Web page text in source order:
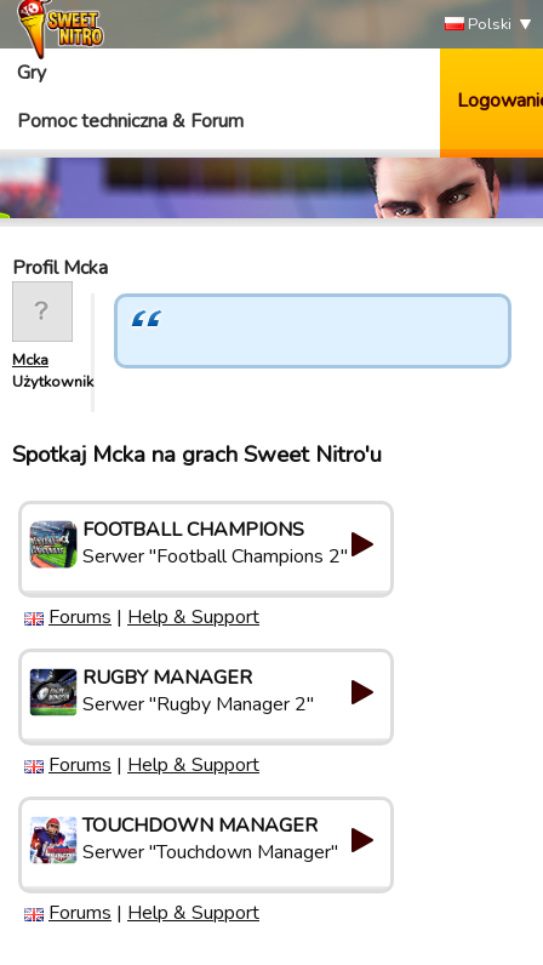
Polski
Gry
Pomoc techniczna & Forum
Profil Mcka
Mcka
Użytkownik
Spotkaj Mcka na grach Sweet Nitro'u
FOOTBALL CHAMPIONS
Serwer "Football Champions 2"
Forums | Help & Support
RUGBY MANAGER
Serwer "Rugby Manager 2"
Forums | Help & Support
TOUCHDOWN MANAGER
Serwer "Touchdown Manager"
Forums | Help & Support